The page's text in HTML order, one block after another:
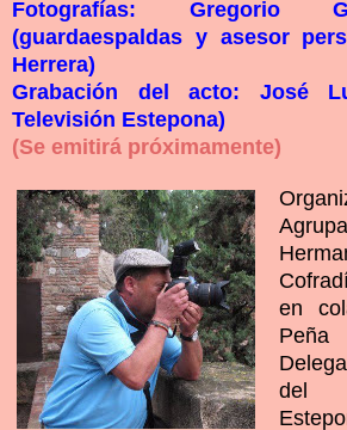
Fotografías: Gregorio
(guardaespaldas y asesor
Herrera)
Grabación del acto: José
Televisión Estepona)
(Se emitirá próximamente)
en
del